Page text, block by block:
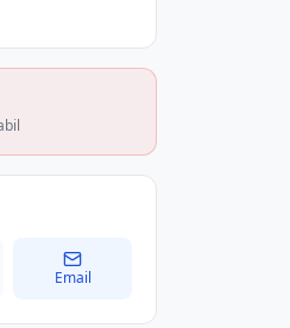
Email